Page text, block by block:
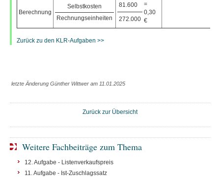
Berechnung
Selbstkosten
Rechnungseinheiten
81.600
=
0,30
€
272.000
Zurück zu den KLR-Aufgaben >>
letzte Änderung Günther Wittwer am 11.01.2025
Zurück zur Übersicht
Weitere Fachbeiträge zum Thema
12. Aufgabe - Listenverkaufspreis
11. Aufgabe - Ist-Zuschlagssatz